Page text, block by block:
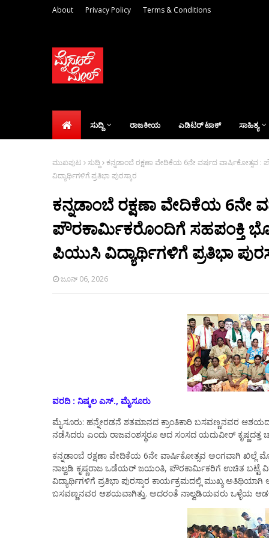
About Privacy Policy Terms & Conditions
ಸುದ್ದಿ ರಾಜಕೀಯ ಎಡಿಟರ್‌ ಟಾಕ್ ಸಾಹಿತ್ಯ
ಮುಖಪುಟ ಸುದ್ದಿ
ಕನ್ನಡಾಂಬೆ ರಕ್ಷಣಾ ವೇದಿಕೆಯ 6ನೇ ವರ್ಷದ ವಾರ್ಷಿಕೋತ್ಸವ
ವಿದ್ಯಾರ್ಥಿಗಳಿಗೆ ಪ್ರತಿಭಾ ಪುರಸ್ಕಾರ
ಕನ್ನಡಾಂಬೆ ರಕ್ಷಣಾ ವೇದಿಕೆಯ 6ನೇ
ಪೌರಕಾರ್ಮಿಕರೊಂದಿಗೆ ಸಹಪಂಕ್ತಿ
ಪಿಯುಸಿ ವಿದ್ಯಾರ್ಥಿಗಳಿಗೆ ಪ್ರತಿಭಾ
ಜೂನ್ 06, 2026
ವರದಿ : ನಿಷ್ಕಲ ಎಸ್., ಮೈಸೂರು
ಮೈಸೂರು: ಹನ್ನೇರಡನೆ ಶತಮಾನದ ಕ್ರಾಂತಿಕಾರಿ ಬಸವಣ್ಣನವರ
ನಡೆಸಿದರು ಎಂದು ರಾಜವಂಶಸ್ಥರೂ ಆದ ಸಂಸದ ಯದುವೀರ್
ಕನ್ನಡಾಂಬೆ ರಕ್ಷಣಾ ವೇದಿಕೆಯ 6ನೇ ವಾರ್ಷಿಕೋತ್ಸವ ಅಂಗವಾಗಿ ಖಿಲ್ಲೆ
ನಾಲ್ವಡಿ ಕೃಷ್ಣರಾಜ ಒಡೆಯರ್ ಜಯಂತಿ, ಪೌರಕಾರ್ಮಿಕರಿಗೆ ಉಚಿತ ಬಟ್ಟೆ
ವಿದ್ಯಾರ್ಥಿಗಳಿಗೆ ಪ್ರತಿಭಾ ಪುರಸ್ಕಾರ ಕಾರ್ಯಕ್ರಮದಲ್ಲಿ ಮುಖ್ಯ
ಬಸವಣ್ಣನವರ ಆಶಯವಾಗಿತ್ತು. ಅದರಂತೆ ನಾಲ್ವಡಿಯವರು ಒಳ್ಳೆಯ